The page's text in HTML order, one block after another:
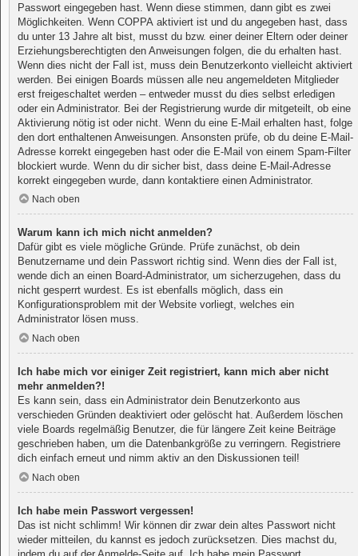
Passwort eingegeben hast. Wenn diese stimmen, dann gibt es zwei
Möglichkeiten. Wenn COPPA aktiviert ist und du angegeben hast, dass
du unter 13 Jahre alt bist, musst du bzw. einer deiner Eltern oder deiner
Erziehungsberechtigten den Anweisungen folgen, die du erhalten hast.
Wenn dies nicht der Fall ist, muss dein Benutzerkonto vielleicht aktiviert
werden. Bei einigen Boards müssen alle neu angemeldeten Mitglieder
erst freigeschaltet werden – entweder musst du dies selbst erledigen
oder ein Administrator. Bei der Registrierung wurde dir mitgeteilt, ob eine
Aktivierung nötig ist oder nicht. Wenn du eine E-Mail erhalten hast, folge
den dort enthaltenen Anweisungen. Ansonsten prüfe, ob du deine E-Mail-
Adresse korrekt eingegeben hast oder die E-Mail von einem Spam-Filter
blockiert wurde. Wenn du dir sicher bist, dass deine E-Mail-Adresse
korrekt eingegeben wurde, dann kontaktiere einen Administrator.
Nach oben
Warum kann ich mich nicht anmelden?
Dafür gibt es viele mögliche Gründe. Prüfe zunächst, ob dein
Benutzername und dein Passwort richtig sind. Wenn dies der Fall ist,
wende dich an einen Board-Administrator, um sicherzugehen, dass du
nicht gesperrt wurdest. Es ist ebenfalls möglich, dass ein
Konfigurationsproblem mit der Website vorliegt, welches ein
Administrator lösen muss.
Nach oben
Ich habe mich vor einiger Zeit registriert, kann mich aber nicht
mehr anmelden?!
Es kann sein, dass ein Administrator dein Benutzerkonto aus
verschieden Gründen deaktiviert oder gelöscht hat. Außerdem löschen
viele Boards regelmäßig Benutzer, die für längere Zeit keine Beiträge
geschrieben haben, um die Datenbankgröße zu verringern. Registriere
dich einfach erneut und nimm aktiv an den Diskussionen teil!
Nach oben
Ich habe mein Passwort vergessen!
Das ist nicht schlimm! Wir können dir zwar dein altes Passwort nicht
wieder mitteilen, du kannst es jedoch zurücksetzen. Dies machst du,